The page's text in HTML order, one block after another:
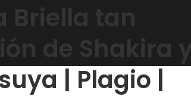
Briella tan
de Shakira y
| Plagio |